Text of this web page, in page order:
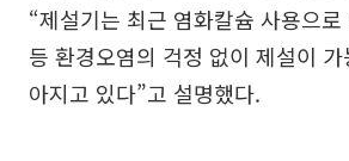
“제설기는 최근 염화칼슘 사용으로
등 환경오염의 걱정 없이 제설이
아지고 있다”고 설명했다.